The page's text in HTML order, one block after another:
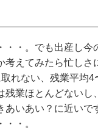
・。でも出産し今
えてみたら忙しさ
れない、残業平均4
業ほとんどないし
いあい？に近いで
・。